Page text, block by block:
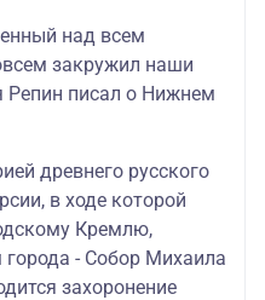
над всем
закружил наши
Репин писал о Нижнем
древнего русского
в ходе которой
Кремлю,
- Собор Михаила
захоронение